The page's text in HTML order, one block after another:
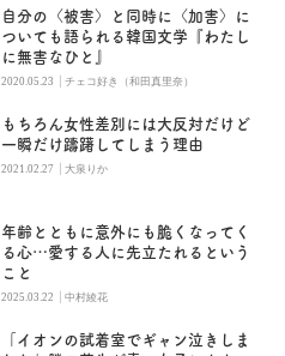
自分の〈被害〉と同時に〈加害〉に
ついても語られる韓国文学『わたし
に無害なひと』
2020.05.23 |チェコ好き（和田真里奈）
もちろん女性差別には大反対だけど
一瞬だけ躊躇してしまう理由
2021.02.27 |大泉りか
年齢とともに意外にも脆くなってく
る心…愛する人に先立たれるという
こと
2025.03.22 |中村綾花
「イオンの試着室でギャン泣きしま